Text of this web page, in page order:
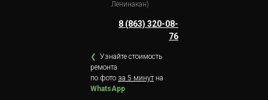
Ленинакан)
8 (863) 320-08-
76
❮ Узнайте стоимость
ремонта
по фото за 5 минутна
WhatsApp